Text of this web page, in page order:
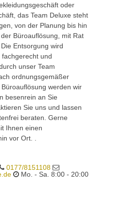
oder
das Team Deluxe steht
von der Planung bis hin
Büroauflösung, mit Rat
Entsorgung wird
und
unser Team
ordnungsgemäßer
werden wir
besenrein an Sie
Sie uns und lassen
beraten. Gerne
Ihnen einen
vor Ort. .
0177/8151108
Mo. - Sa. 8:00 - 20:00